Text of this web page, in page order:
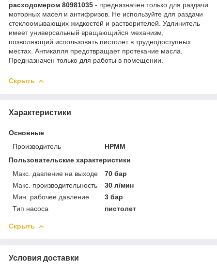
расходомером 80981035 - предназначен только для раздачи
моторных масел и антифризов. Не используйте для раздачи
стеклоомывающих жидкостей и растворителей. Удлинитель
имеет универсальный вращающийся механизм,
позволяющий использовать пистолет в труднодоступных
местах. Антикапля предотвращает протекание масла.
Предназначен только для работы в помещении.
Скрыть
Характеристики
Основные
Производитель
HPMM
Пользовательские характеристики
Макс. давление на выходе
70 бар
Макс. производительность
30 л/мин
Мин. рабочее давление
3 бар
Тип насоса
пистолет
Скрыть
Условия доставки